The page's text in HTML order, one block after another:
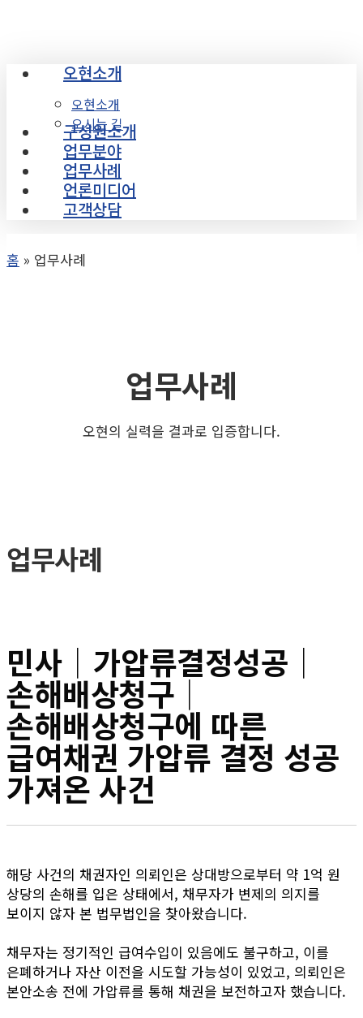
content
Menu 오현소개
오현소개
오시는 길
구성원소개
업무분야
업무사례
언론미디어
고객상담
홈 » 업무사례
업무사례
오현의 실력을 결과로 입증합니다.
업무사례
민사│가압류결정성공│
손해배상청구│
손해배상청구에 따른
급여채권 가압류 결정 성공
가져온 사건
해당 사건의 채권자인 의뢰인은 상대방으로부터 약 1억 원
상당의 손해를 입은 상태에서, 채무자가 변제의 의지를
보이지 않자 본 법무법인을 찾아왔습니다.
채무자는 정기적인 급여수입이 있음에도 불구하고, 이를
은폐하거나 자산 이전을 시도할 가능성이 있었고, 의뢰인은
본안소송 전에 가압류를 통해 채권을 보전하고자 했습니다.